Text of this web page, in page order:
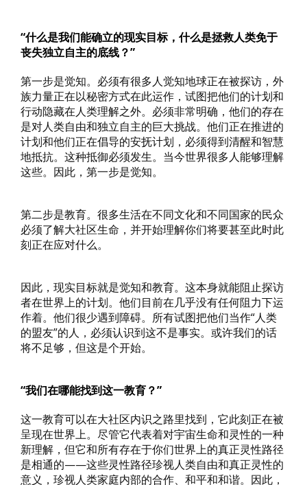
“什么是我们能确立的现实目标，什么是拯救人类免于
丧失独立自主的底线？”
第一步是觉知。必须有很多人觉知地球正在被探访，外
族力量正在以秘密方式在此运作，试图把他们的计划和
行动隐藏在人类理解之外。必须非常明确，他们的存在
是对人类自由和独立自主的巨大挑战。他们正在推进的
计划和他们正在倡导的安抚计划，必须得到清醒和智慧
地抵抗。这种抵御必须发生。当今世界很多人能够理解
这些。因此，第一步是觉知。
第二步是教育。很多生活在不同文化和不同国家的民众
必须了解大社区生命，并开始理解你们将要甚至此时此
刻正在应对什么。
因此，现实目标就是觉知和教育。这本身就能阻止探访
者在世界上的计划。他们目前在几乎没有任何阻力下运
作着。他们很少遇到障碍。所有试图把他们当作“人类
的盟友”的人，必须认识到这不是事实。或许我们的话
将不足够，但这是个开始。
“我们在哪能找到这一教育？”
这一教育可以在大社区内识之路里找到，它此刻正在被
呈现在世界上。尽管它代表着对宇宙生命和灵性的一种
新理解，但它和所有存在于你们世界上的真正灵性路径
是相通的——这些灵性路径珍视人类自由和真正灵性的
意义，珍视人类家庭内部的合作、和平和和谐。因此，